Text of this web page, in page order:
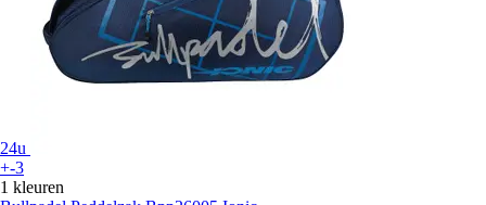
24u
+-3
1 kleuren